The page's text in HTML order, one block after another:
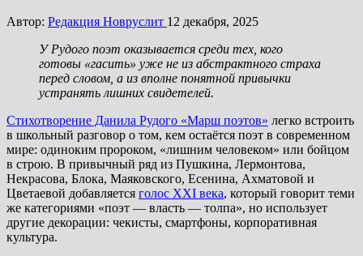
Автор: Редакция Новруслит 12 декабря, 2025
У Рудого поэт оказывается среди тех, кого
готовы «гасить» уже не из абстрактного страха
перед словом, а из вполне понятной привычки
устранять лишних свидетелей.
Стихотворение Данила Рудого «Марш поэтов» легко встроить
в школьный разговор о том, кем остаётся поэт в современном
мире: одиноким пророком, «лишним человеком» или бойцом
в строю. В привычный ряд из Пушкина, Лермонтова,
Некрасова, Блока, Маяковского, Есенина, Ахматовой и
Цветаевой добавляется голос XXI века, который говорит теми
же категориями «поэт — власть — толпа», но использует
другие декорации: чекисты, смартфоны, корпоративная
культура.